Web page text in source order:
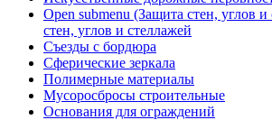
Open submenu (Защита стен, углов и
стен, углов и стеллажей
Съезды с бордюра
Сферические зеркала
Полимерные материалы
Мусоросбросы строительные
Основания для ограждений